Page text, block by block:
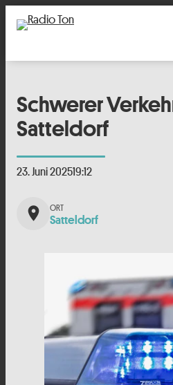
Schwerer
Satteldorf
23. Juni 202519:12
place Satteldorf